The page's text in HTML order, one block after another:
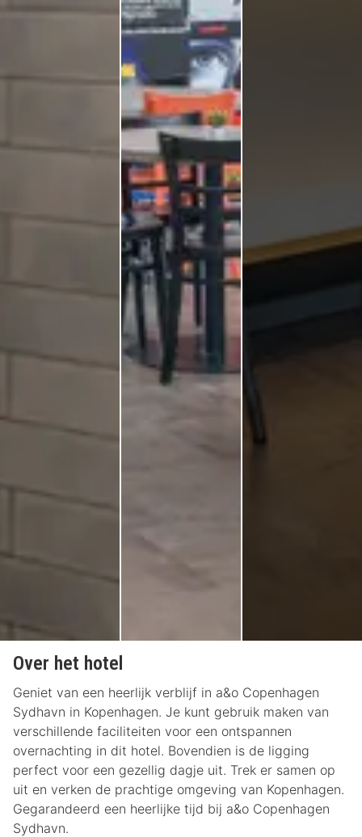
Over het hotel
Geniet van een heerlijk verblijf in a&o Copenhagen
Sydhavn in Kopenhagen. Je kunt gebruik maken van
verschillende faciliteiten voor een ontspannen
overnachting in dit hotel. Bovendien is de ligging
perfect voor een gezellig dagje uit. Trek er samen op
uit en verken de prachtige omgeving van Kopenhagen.
Gegarandeerd een heerlijke tijd bij a&o Copenhagen
Sydhavn.